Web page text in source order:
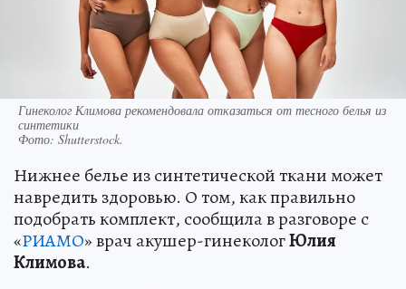
Гинеколог Климова рекомендовала отказаться от тесного белья из
синтетики
Фото: Shutterstock.
Нижнее белье из синтетической ткани может
навредить здоровью. О том, как правильно
подобрать комплект, сообщила в разговоре с
«РИАМО» врач акушер-гинекологЮлия
Климова.